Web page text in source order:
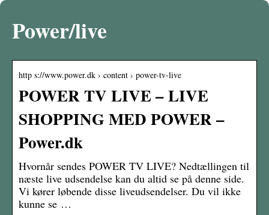
Power/live
http s://www.power.dk › content › power-tv-live
POWER TV LIVE – LIVE
SHOPPING MED POWER –
Power.dk
Hvornår sendes POWER TV LIVE? Nedtællingen til
næste live udsendelse kan du altid se på denne side.
Vi kører løbende disse liveudsendelser. Du vil ikke
kunne se …